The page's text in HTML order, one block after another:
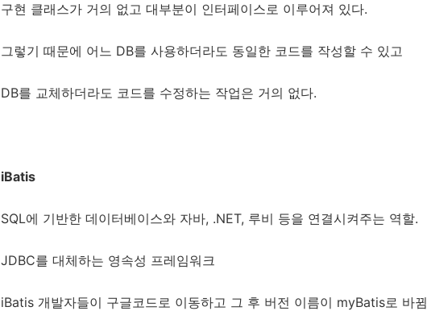
구현 클래스가 거의 없고 대부분이 인터페이스로 이루어져 있다.
그렇기 때문에 어느 DB를 사용하더라도 동일한 코드를 작성할 수 있고
DB를 교체하더라도 코드를 수정하는 작업은 거의 없다.
iBatis
SQL에 기반한 데이터베이스와 자바, .NET, 루비 등을 연결시켜주는 역할.
JDBC를 대체하는 영속성 프레임워크
iBatis 개발자들이 구글코드로 이동하고 그 후 버전 이름이 myBatis로 바뀜